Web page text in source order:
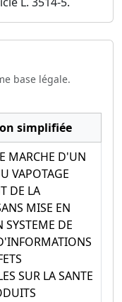
base légale.
simplifiée
MARCHE D'UN
VAPOTAGE
DE LA
MISE EN
SYSTEME DE
SUR LA SANTE